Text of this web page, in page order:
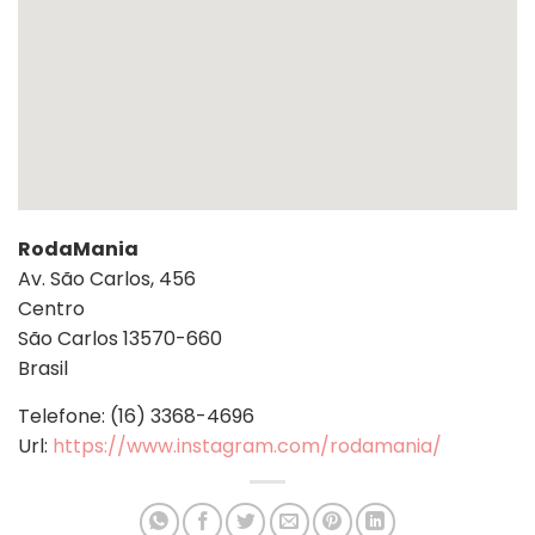
RodaMania
Av. São Carlos, 456
Centro
São Carlos 13570-660
Brasil
Telefone: (16) 3368-4696
Url: https://www.instagram.com/rodamania/